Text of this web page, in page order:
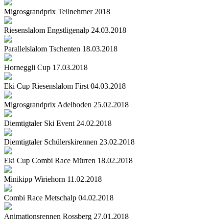
Migrosgrandprix Teilnehmer 2018
Riesenslalom Engstligenalp 24.03.2018
Parallelslalom Tschenten 18.03.2018
Horneggli Cup 17.03.2018
Eki Cup Riesenslalom First 04.03.2018
Migrosgrandprix Adelboden 25.02.2018
Diemtigtaler Ski Event 24.02.2018
Diemtigtaler Schülerskirennen 23.02.2018
Eki Cup Combi Race Mürren 18.02.2018
Minikipp Wiriehorn 11.02.2018
Combi Race Metschalp 04.02.2018
Animationsrennen Rossberg 27.01.2018